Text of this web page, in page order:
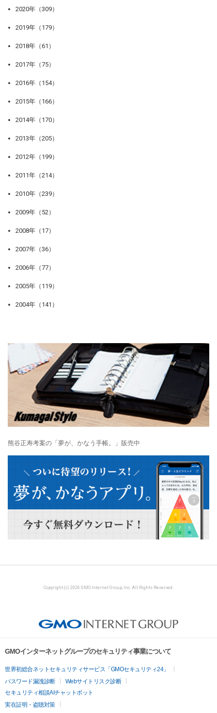
2020年（309）
2019年（179）
2018年（61）
2017年（75）
2016年（154）
2015年（166）
2014年（170）
2013年（205）
2012年（199）
2011年（214）
2010年（239）
2009年（52）
2008年（17）
2007年（36）
2006年（77）
2005年（119）
2004年（141）
熊谷正寿考案の「夢が、かなう手帳。」販売中
Copyright (c) 2026 GMO Internet Group, Inc. All Rights Reserved.
GMOインターネットグループのセキュリティ事業について
世界初総合ネットセキュリティサービス「GMOセキュリティ24」
パスワード漏洩診断
Webサイトリスク診断
セキュリティ相談AIチャットボット
実在証明・盗聴対策